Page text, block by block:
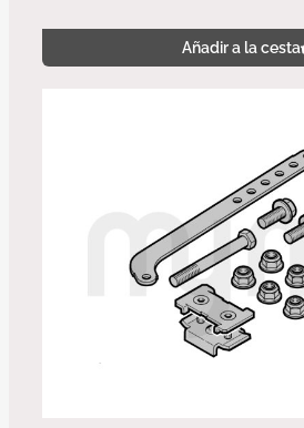
Añadir a la cesta